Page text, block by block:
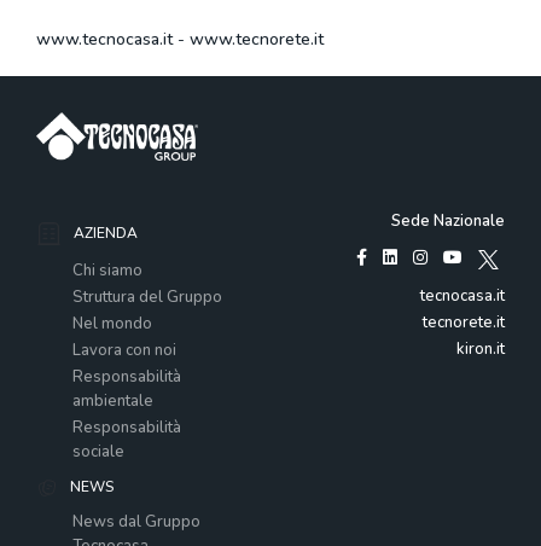
www.tecnocasa.it- www.tecnorete.it
AZIENDA
Chi siamo
Struttura del Gruppo
Nel mondo
Lavora con noi
Responsabilità
ambientale
Responsabilità
sociale
NEWS
News dal Gruppo
Sede Nazionale
tecnocasa.it
tecnorete.it
kiron.it